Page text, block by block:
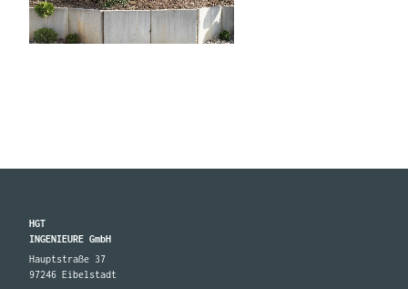
HGT
INGENIEURE GmbH
Hauptstraße 37
97246 Eibelstadt